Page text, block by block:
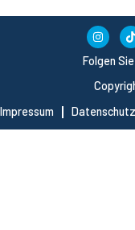
Impressum
Datenschutz
Folgen